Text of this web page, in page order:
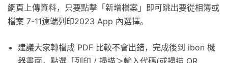
網頁上傳資料，只要點擊「新增檔案」即可跳出要從相簿或
檔案 7-11遠端列印2023 App 內選擇。
建議大家轉檔成 PDF 比較不會出錯，完成後到 ibon 機